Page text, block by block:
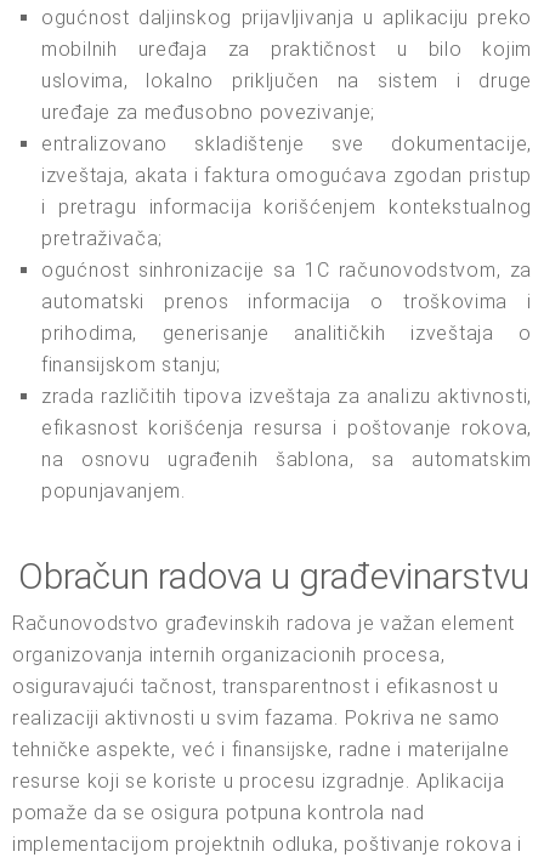
ogućnost daljinskog prijavljivanja u aplikaciju preko
mobilnih uređaja za praktičnost u bilo kojim
uslovima, lokalno priključen na sistem i druge
uređaje za međusobno povezivanje;
entralizovano skladištenje sve dokumentacije,
izveštaja, akata i faktura omogućava zgodan pristup
i pretragu informacija korišćenjem kontekstualnog
pretraživača;
ogućnost sinhronizacije sa 1C računovodstvom, za
automatski prenos informacija o troškovima i
prihodima, generisanje analitičkih izveštaja o
finansijskom stanju;
zrada različitih tipova izveštaja za analizu aktivnosti,
efikasnost korišćenja resursa i poštovanje rokova,
na osnovu ugrađenih šablona, sa automatskim
popunjavanjem.
Obračun radova u građevinarstvu
Računovodstvo građevinskih radova je važan element
organizovanja internih organizacionih procesa,
osiguravajući tačnost, transparentnost i efikasnost u
realizaciji aktivnosti u svim fazama. Pokriva ne samo
tehničke aspekte, već i finansijske, radne i materijalne
resurse koji se koriste u procesu izgradnje. Aplikacija
pomaže da se osigura potpuna kontrola nad
implementacijom projektnih odluka, poštivanje rokova i